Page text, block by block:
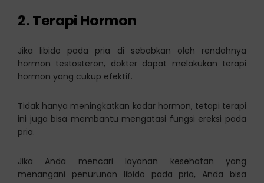
2. Terapi Hormon
Jika libido pada pria di sebabkan oleh rendahnya
hormon testosteron, dokter dapat melakukan terapi
hormon yang cukup efektif.
Tidak hanya meningkatkan kadar hormon, tetapi terapi
ini juga bisa membantu mengatasi fungsi ereksi pada
pria.
Jika Anda mencari layanan kesehatan yang
menangani penurunan libido pada pria, Anda bisa